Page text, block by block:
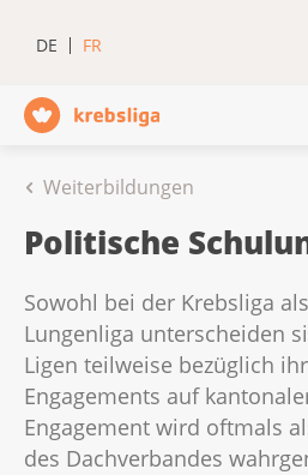
DE FR
Weiterbildungen
Politische
Sowohl bei der Krebsliga
Lungenliga unterscheiden
Ligen teilweise bezüglich
Engagements auf
Engagement wird oftmals
des Dachverbandes